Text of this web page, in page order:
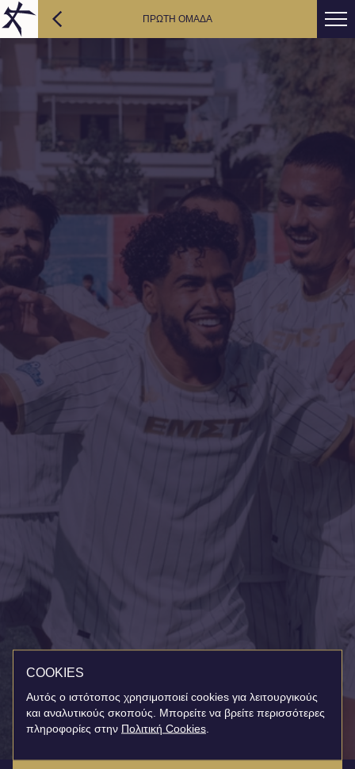
ΠΡΩΤΗ ΟΜΑΔΑ
COOKIES
Αυτός ο ιστότοπος χρησιμοποιεί cookies για λειτουργικούς
και αναλυτικούς σκοπούς. Μπορείτε να βρείτε περισσότερες
πληροφορίες στην Πολιτική Cookies